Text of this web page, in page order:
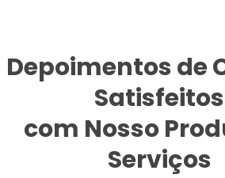
Depoimentos de
Satisfeitos
com Nosso
Serviços